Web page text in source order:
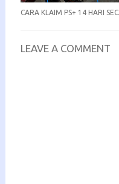
CARA KLAIM PS+ 14 HARI
LEAVE A COMMENT